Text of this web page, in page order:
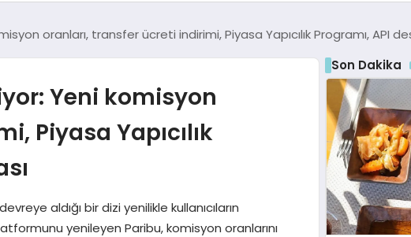
oranları, transfer ücreti indirimi, Piyasa Yapıcılık Programı, API
Yeni komisyon
Piyasa Yapıcılık
aldığı bir dizi yenilikle kullanıcıların
yenileyen Paribu, komisyon oranlarını
Son Dakika